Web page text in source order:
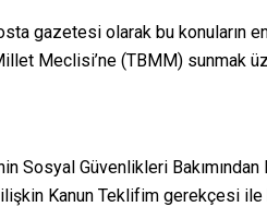
gazetesi olarak bu konuların
Meclisi’ne (TBMM)
Sosyal Güvenlikleri
Kanun Teklifim gerekçesi